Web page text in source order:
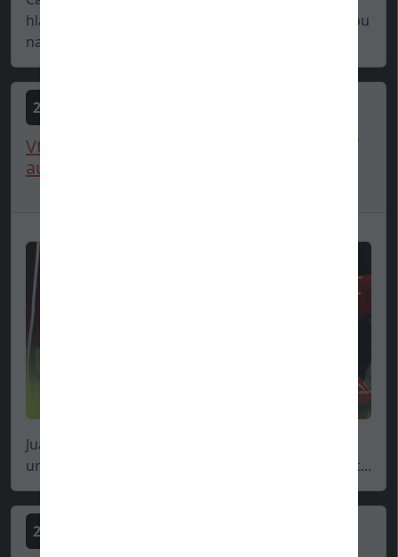
hlavným mechanikom, ale už je aj vážnou postavou
na...
2025-06-10
Vtip týždňa: Na Hamiltona treba postaviť
auto na rok 2026, p...
Juan Pablo Montoya opäť prišiel, videl a niekde
určite aj zvíťazil - aspoň u fanúšikov Lewisa Hamilt...
2025-06-06